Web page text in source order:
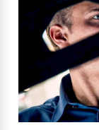
Sofort